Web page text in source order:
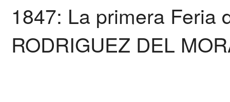
1847: La primera Feria
RODRIGUEZ DEL